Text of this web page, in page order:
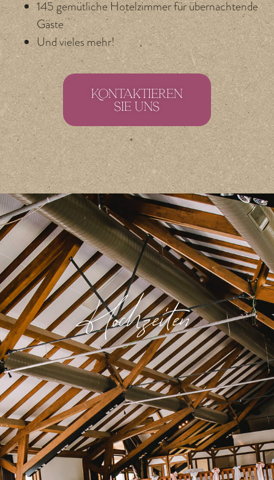
145 gemütliche Hotelzimmer für übernachtende
Gäste
Und vieles mehr!
Kontaktieren
Sie uns
Hochzeiten